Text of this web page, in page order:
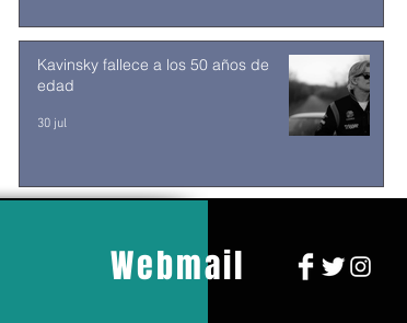
Kavinsky fallece a los 50 años de
edad
30 jul
Webmail